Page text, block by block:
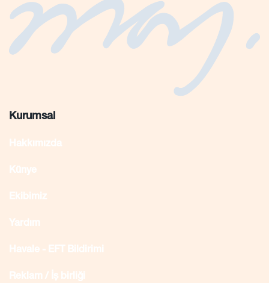
Kurumsal
Hakkımızda
Künye
Ekibimiz
Yardım
Havale - EFT Bildirimi
Reklam / İş birliği